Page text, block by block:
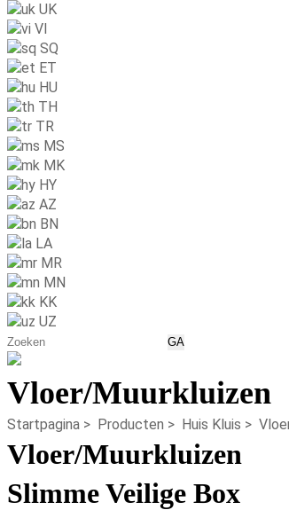
UK
VI
SQ
ET
HU
TH
TR
MS
MK
HY
AZ
BN
LA
MR
MN
KK
UZ
Vloer/Muurkluizen
Startpagina > Producten > Huis Kluis >
Vloer/Muurkluizen
Slimme Veilige Box